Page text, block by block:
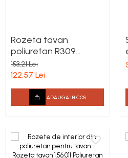
Rozeta tavan
poliuretan R309
diametru 495 mm
153,21 Lei
122,57 Lei
ADAUGA IN COS